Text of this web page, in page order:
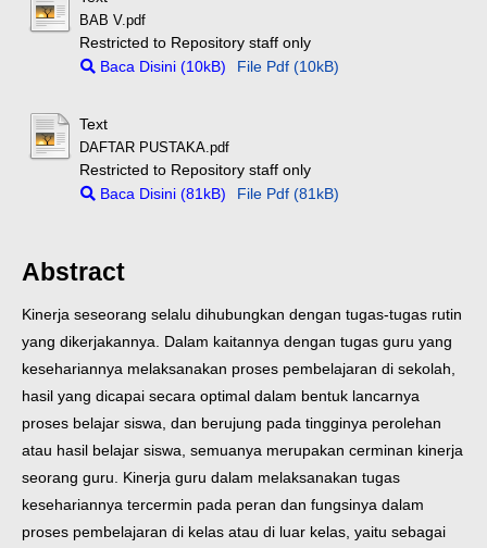
BAB V.pdf
Restricted to Repository staff only
Baca Disini (10kB)
File Pdf (10kB)
Text
DAFTAR PUSTAKA.pdf
Restricted to Repository staff only
Baca Disini (81kB)
File Pdf (81kB)
Abstract
Kinerja seseorang selalu dihubungkan dengan tugas-tugas rutin
yang dikerjakannya. Dalam kaitannya dengan tugas guru yang
kesehariannya melaksanakan proses pembelajaran di sekolah,
hasil yang dicapai secara optimal dalam bentuk lancarnya
proses belajar siswa, dan berujung pada tingginya perolehan
atau hasil belajar siswa, semuanya merupakan cerminan kinerja
seorang guru. Kinerja guru dalam melaksanakan tugas
kesehariannya tercermin pada peran dan fungsinya dalam
proses pembelajaran di kelas atau di luar kelas, yaitu sebagai